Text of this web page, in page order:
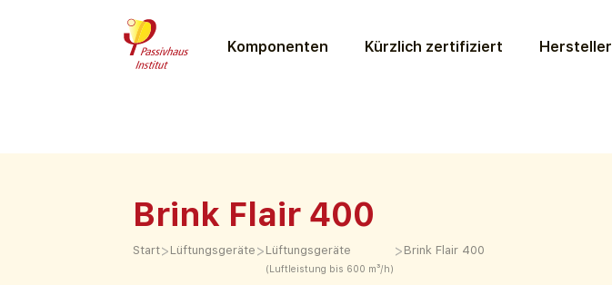
Komponenten Kürzlich zertifiziert Hersteller
Brink Flair 400
Start> Lüftungs­geräte > Lüftungs­geräte
(Luftleistung bis 600 m³/h)
> Brink Flair 400